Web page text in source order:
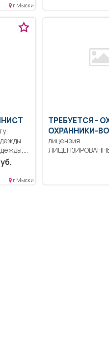
г Мыски
г Мыски
ТРЕБУЕТСЯ -
ОХРАННИКИ-
лицензия..